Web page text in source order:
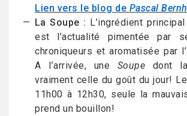
Lien vers le blog de Pascal
La Soupe : L’ingrédient
est l’actualité pimentée par
chroniqueurs et aromatisée par
A l’arrivée, une Soupe dont
vraiment celle du goût du jour!
11h00 à 12h30, seule la
prend un bouillon!